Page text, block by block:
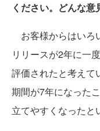
ください。どんな意
お客様からはいろ
リリースが2年に一
評価されたと考えて
期間が7年になった
立てやすくなったと